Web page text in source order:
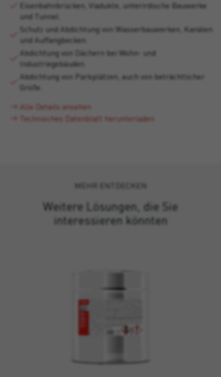
Eisenbahnbrücken, Viadukte, unterirdische Bauwerke
und Tunnel.
Schutz und Abdichtung von Wasserbauwerken, Kanälen
und Auffangbecken.
Abdichtung von Dächern bei Wohn- und
Industriegebäuden.
Abdichtung von Parkplätzen, auch von beträchtlicher
Größe.
Alle Details ansehen
Technisches Datenblatt herunterladen
MEHR ENTDECKEN
Weitere Lösungen, die Sie
interessieren könnten